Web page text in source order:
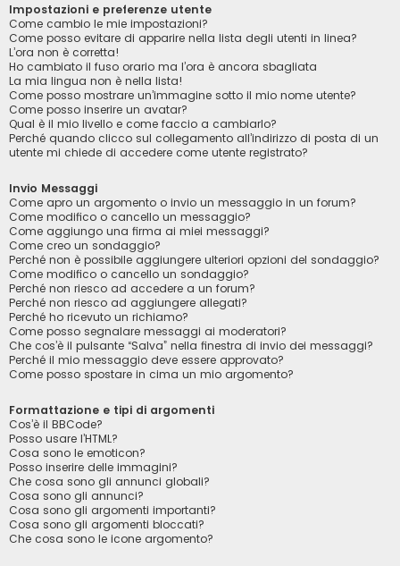
Impostazioni e preferenze utente
Come cambio le mie impostazioni?
Come posso evitare di apparire nella lista degli utenti in linea?
L’ora non è corretta!
Ho cambiato il fuso orario ma l’ora è ancora sbagliata
La mia lingua non è nella lista!
Come posso mostrare un’immagine sotto il mio nome utente?
Come posso inserire un avatar?
Qual è il mio livello e come faccio a cambiarlo?
Perché quando clicco sul collegamento all’indirizzo di posta di un
utente mi chiede di accedere come utente registrato?
Invio Messaggi
Come apro un argomento o invio un messaggio in un forum?
Come modifico o cancello un messaggio?
Come aggiungo una firma ai miei messaggi?
Come creo un sondaggio?
Perché non è possibile aggiungere ulteriori opzioni del sondaggio?
Come modifico o cancello un sondaggio?
Perché non riesco ad accedere a un forum?
Perché non riesco ad aggiungere allegati?
Perché ho ricevuto un richiamo?
Come posso segnalare messaggi ai moderatori?
Che cos’è il pulsante “Salva” nella finestra di invio dei messaggi?
Perché il mio messaggio deve essere approvato?
Come posso spostare in cima un mio argomento?
Formattazione e tipi di argomenti
Cos’è il BBCode?
Posso usare l’HTML?
Cosa sono le emoticon?
Posso inserire delle immagini?
Che cosa sono gli annunci globali?
Cosa sono gli annunci?
Cosa sono gli argomenti importanti?
Cosa sono gli argomenti bloccati?
Che cosa sono le icone argomento?